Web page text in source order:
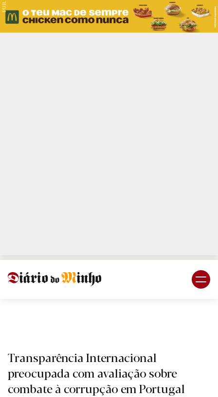
PUB.
Transparência Internacional
preocupada com avaliação sobre
combate à corrupção em Portugal